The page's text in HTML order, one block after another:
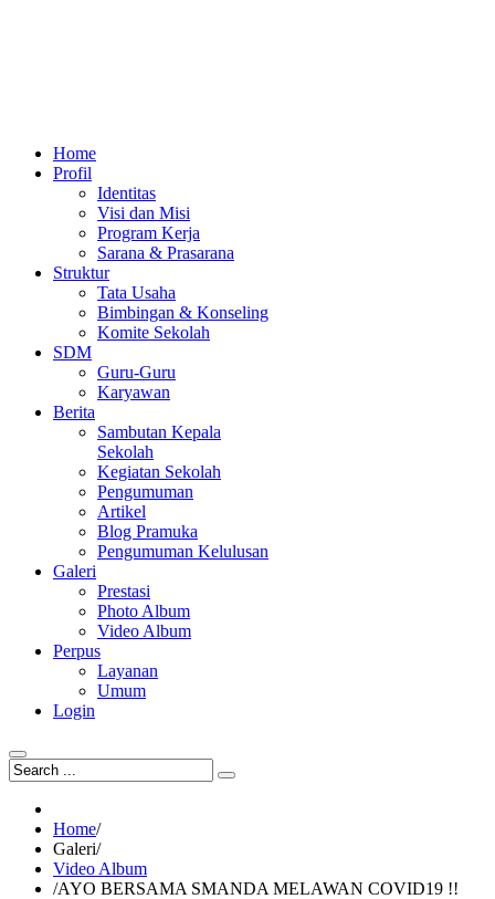
Home
Profil
Identitas
Visi dan Misi
Program Kerja
Sarana & Prasarana
Struktur
Tata Usaha
Bimbingan & Konseling
Komite Sekolah
SDM
Guru-Guru
Karyawan
Berita
Sambutan Kepala
Sekolah
Kegiatan Sekolah
Pengumuman
Artikel
Blog Pramuka
Pengumuman Kelulusan
Galeri
Prestasi
Photo Album
Video Album
Perpus
Layanan
Umum
Login
Home/
Galeri/
Video Album
/AYO BERSAMA SMANDA MELAWAN COVID19 !!